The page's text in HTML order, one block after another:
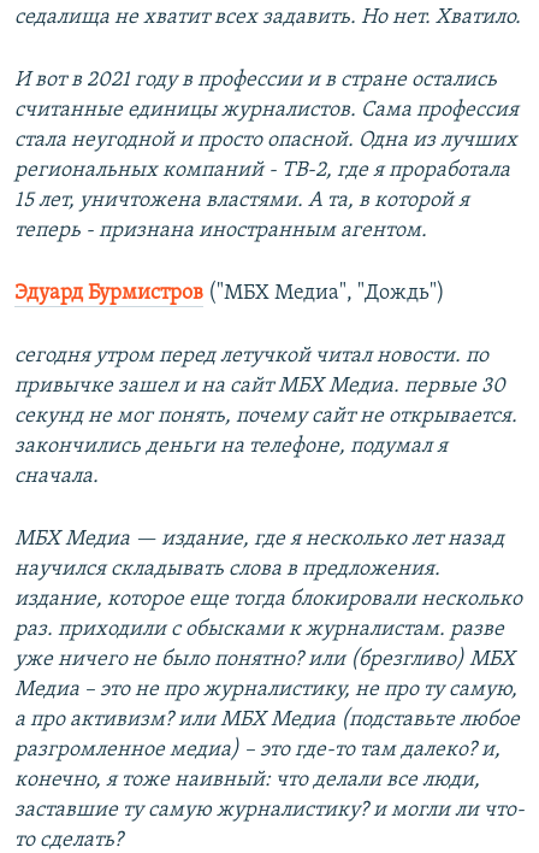
седалища не хватит всех задавить. Но нет. Хватило.
И вот в 2021 году в профессии и в стране остались
считанные единицы журналистов. Сама профессия
стала неугодной и просто опасной. Одна из лучших
региональных компаний - ТВ-2, где я проработала
15 лет, уничтожена властями. А та, в которой я
теперь - признана иностранным агентом.
Эдуард Бурмистров ("МБХ Медиа", "Дождь")
сегодня утром перед летучкой читал новости. по
привычке зашел и на сайт МБХ Медиа. первые 30
секунд не мог понять, почему сайт не открывается.
закончились деньги на телефоне, подумал я
сначала.
МБХ Медиа — издание, где я несколько лет назад
научился складывать слова в предложения.
издание, которое еще тогда блокировали несколько
раз. приходили с обысками к журналистам. разве
уже ничего не было понятно? или (брезгливо) МБХ
Медиа – это не про журналистику, не про ту самую,
а про активизм? или МБХ Медиа (подставьте любое
разгромленное медиа) – это где-то там далеко? и,
конечно, я тоже наивный: что делали все люди,
заставшие ту самую журналистику? и могли ли что-
то сделать?